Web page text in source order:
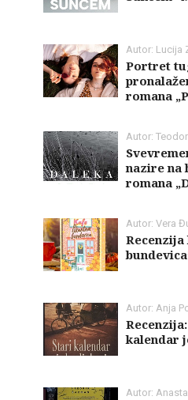
Autor: Lucija
Portret
romana
Autor:
nazire na
romana
Autor: Vera
Autor: Anja
kalendar
Autor: